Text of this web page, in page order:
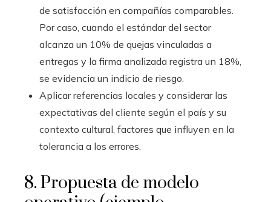
de satisfacción en compañías comparables.
Por caso, cuando el estándar del sector
alcanza un 10% de quejas vinculadas a
entregas y la firma analizada registra un 18%,
se evidencia un indicio de riesgo.
Aplicar referencias locales y considerar las
expectativas del cliente según el país y su
contexto cultural, factores que influyen en la
tolerancia a los errores.
8. Propuesta de modelo